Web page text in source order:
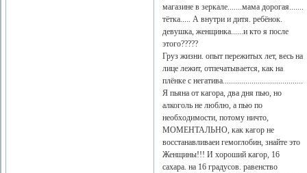
магазине в зеркале.......мама дорогая.......
тётка..... А внутри и дитя. ребёнок.
девушка, женщинка......и кто я после
этого?????
Груз жизни. опыт пережитых лет, весь на
лице лежит, отпечатывается, как на
плёнке с негатива.......................................
Я пьяна от кагора, два дня пью, но
алкоголь не люблю, а пью по
необходимости, потому ничто,
МОМЕНТАЛЬНО, как кагор не
восстанавливаеи гемоглобин, знайте это
Женщины!!! И хороший кагор, 16
сахара. на 16 градусов. равенство